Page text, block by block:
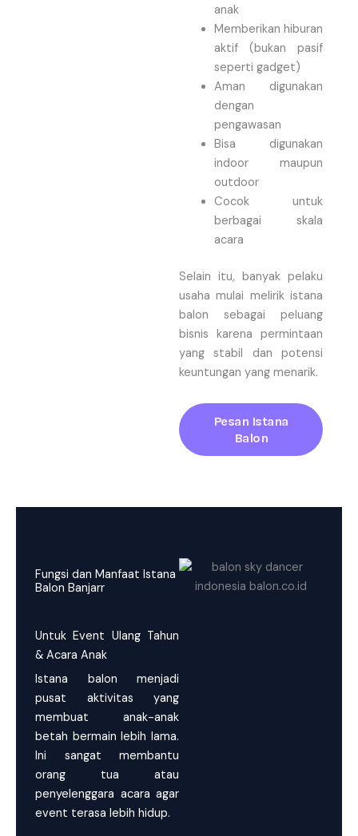
anak
Memberikan hiburan
aktif (bukan pasif
seperti gadget)
Aman digunakan
dengan
pengawasan
Bisa digunakan
indoor maupun
outdoor
Cocok untuk
berbagai skala
acara
Selain itu, banyak pelaku
usaha mulai melirik istana
balon sebagai peluang
bisnis karena permintaan
yang stabil dan potensi
keuntungan yang menarik.
Pesan Istana
Balon
Fungsi dan Manfaat Istana
Balon Banjarr
Untuk Event Ulang Tahun
& Acara Anak
Istana balon menjadi
pusat aktivitas yang
membuat anak-anak
betah bermain lebih lama.
Ini sangat membantu
orang tua atau
penyelenggara acara agar
event terasa lebih hidup.